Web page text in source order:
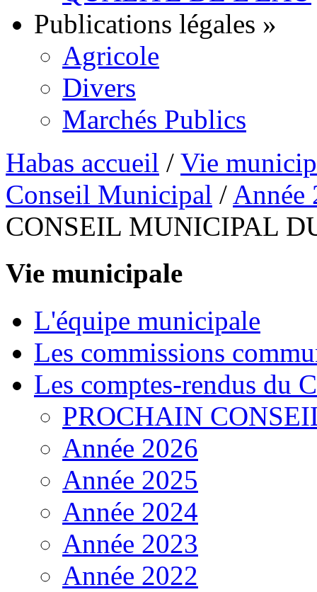
Publications légales »
Agricole
Divers
Marchés Publics
Habas accueil / Vie
Conseil Municipal / Année
CONSEIL MUNICIPAL
Vie municipale
L'équipe municipale
Les commissions
Les comptes-rendus du
PROCHAIN
Année 2026
Année 2025
Année 2024
Année 2023
Année 2022